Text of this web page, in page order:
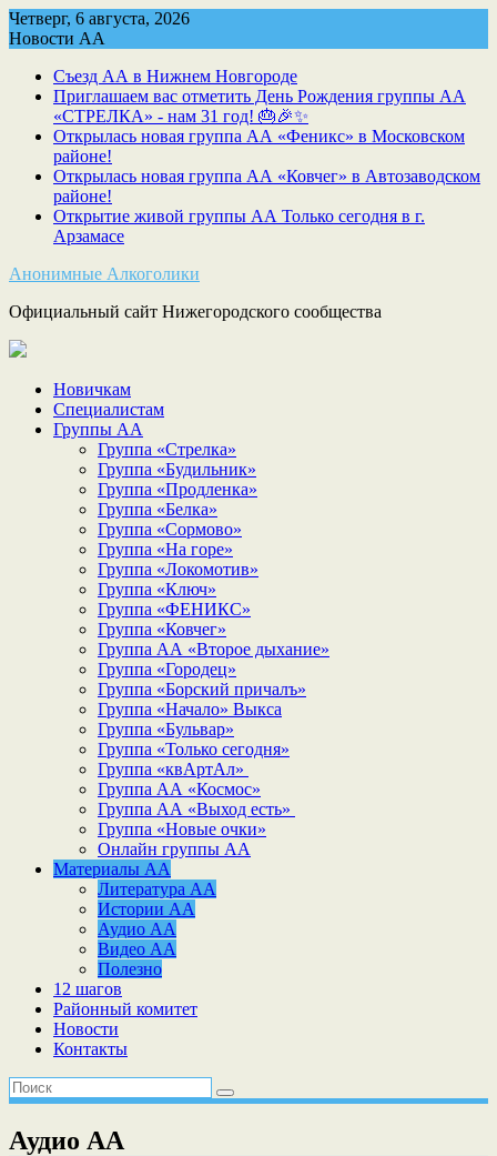
Skip
to
Четверг, 6 августа, 2026
Новости АА
Съезд АА в Нижнем Новгороде
Приглашаем вас отметить День Рождения группы АА
«СТРЕЛКА» - нам 31 год! 🎂🎉✨
Открылась новая группа АА «Феникс» в Московском
районе!
Открылась новая группа АА «Ковчег» в Автозаводском
районе!
Открытие живой группы АА Только сегодня в г.
Арзамасе
Анонимные Алкоголики
Официальный сайт Нижегородского сообщества
Новичкам
Специалистам
Группы АА
Группа «Стрелка»
Группа «Будильник»
Группа «Продленка»
Группа «Белка»
Группа «Сормово»
Группа «На горе»
Группа «Локомотив»
Группа «Ключ»
Группа «ФЕНИКС»
Группа «Ковчег»
Группа АА «Второе дыхание»
Группа «Городец»
Группа «Борский причалъ»
Группа «Начало» Выкса
Группа «Бульвар»
Группа «Только сегодня»
Группа «квАртАл»
Группа АА «Космос»
Группа АА «Выход есть»
Группа «Новые очки»
Онлайн группы АА
Материалы АА
Литература АА
Истории АА
Аудио АА
Видео АА
Полезно
12 шагов
Районный комитет
Новости
Контакты
Аудио АА